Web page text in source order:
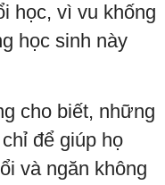
học, vì vu khống
học sinh này
cho biết, những
để giúp họ
và ngăn không